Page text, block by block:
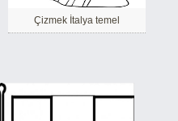
Çizmek İtalya temel